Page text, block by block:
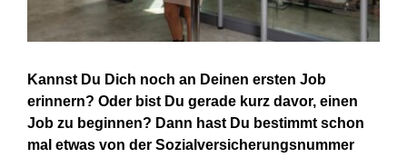
Kannst Du Dich noch an Deinen ersten Job
erinnern? Oder bist Du gerade kurz davor, einen
Job zu beginnen? Dann hast Du bestimmt schon
mal etwas von der Sozialversicherungsnummer